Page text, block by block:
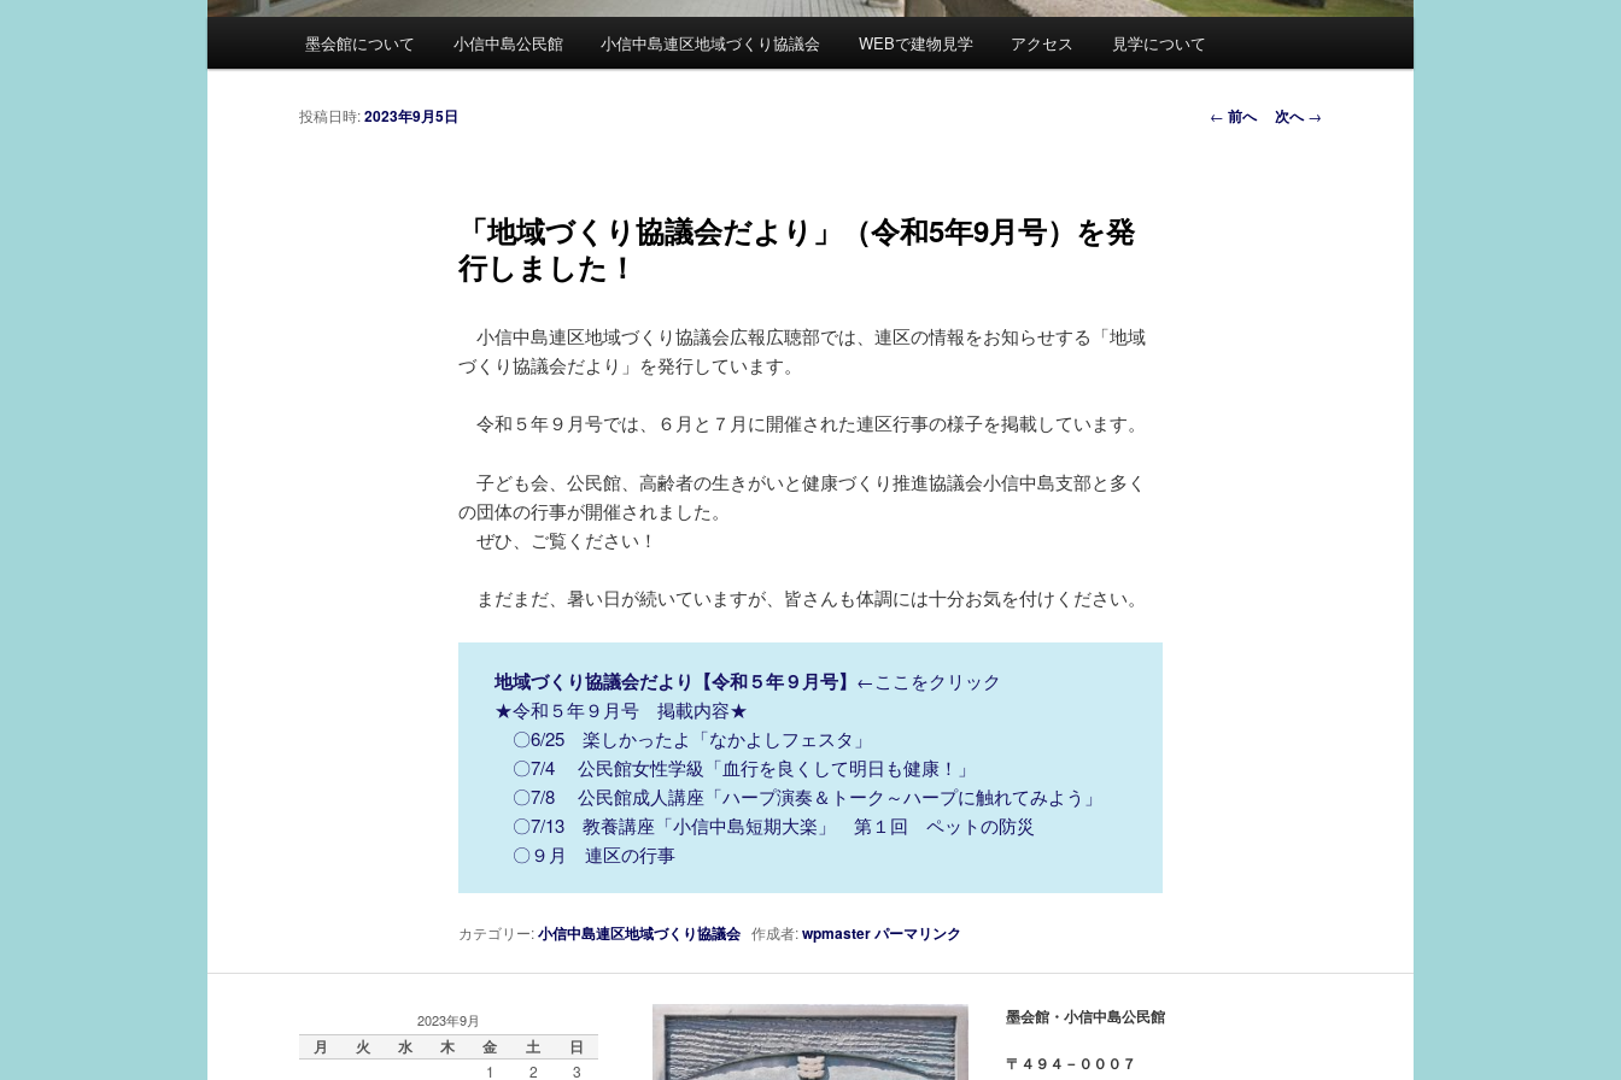
墨会館について 小信中島公民館 小信中島連区地域づくり協議会 WEBで建物見学 アクセス 見学について
投
← 前へ 次へ→
「地域づくり協議会だより」（令和5年9月号）を発
行しました！
投稿日時:2023年9月5日
小信中島連区地域づくり協議会広報広聴部では、連区の情報をお知らせする「地域
づくり協議会だより」を発行しています。
令和５年９月号では、６月と７月に開催された連区行事の様子を掲載しています。
子ども会、公民館、高齢者の生きがいと健康づくり推進協議会小信中島支部と多く
の団体の行事が開催されました。
ぜひ、ご覧ください！
まだまだ、暑い日が続いていますが、皆さんも体調には十分お気を付けください。
地域づくり協議会だより【令和５年９月号】 ←ここをクリック
★令和５年９月号 掲載内容★
〇6/25 楽しかったよ「なかよしフェスタ」
〇7/4 公民館女性学級「血行を良くして明日も健康！」
〇7/8 公民館成人講座「ハープ演奏＆トーク～ハープに触れてみよう」
〇7/13 教養講座「小信中島短期大楽」 第１回 ペットの防災
〇９月 連区の行事
カテゴリー:小信中島連区地域づくり協議会作成者:wpmasterパーマリンク
2023年9月
月 火 水 木 金 土 日
1 2 3
墨会館・小信中島公民館
〒４９４－０００７